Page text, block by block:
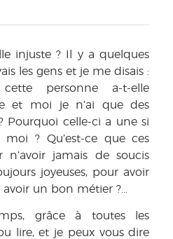
injuste ? Il y a quelques
les gens et je me disais :
personne a-t-elle
et moi je n’ai que des
Pourquoi celle-ci a une si
? Qu’est-ce que ces
n’avoir jamais de soucis
joyeuses, pour avoir
un bon métier ?…
grâce à toutes les
lire, et je peux vous dire